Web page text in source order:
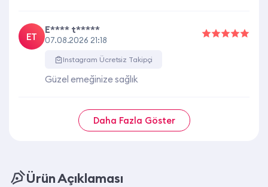
ET
E**** t*****
07.08.2026 21:18
Instagram Ücretsiz Takipçi
Güzel emeğinize sağlık
Daha Fazla Göster
Ürün Açıklaması